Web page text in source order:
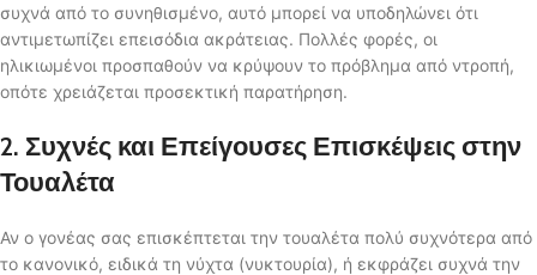
συχνά από το συνηθισμένο, αυτό μπορεί να υποδηλώνει ότι
αντιμετωπίζει επεισόδια ακράτειας. Πολλές φορές, οι
ηλικιωμένοι προσπαθούν να κρύψουν το πρόβλημα από ντροπή,
οπότε χρειάζεται προσεκτική παρατήρηση.
2. Συχνές και Επείγουσες Επισκέψεις στην
Τουαλέτα
Αν ο γονέας σας επισκέπτεται την τουαλέτα πολύ συχνότερα από
το κανονικό, ειδικά τη νύχτα (νυκτουρία), ή εκφράζει συχνά την